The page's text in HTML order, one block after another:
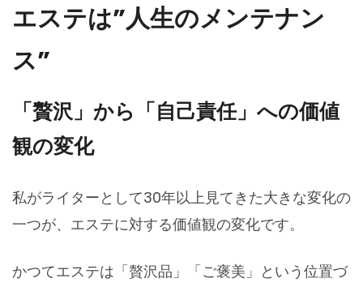
エステは”人生のメンテナン
ス”
「贅沢」から「自己責任」への価値
観の変化
私がライターとして30年以上見てきた大きな変化の
一つが、エステに対する価値観の変化です。
かつてエステは「贅沢品」「ご褒美」という位置づ